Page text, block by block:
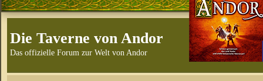
Die Taverne von Andor
Das offizielle Forum zur Welt von Andor